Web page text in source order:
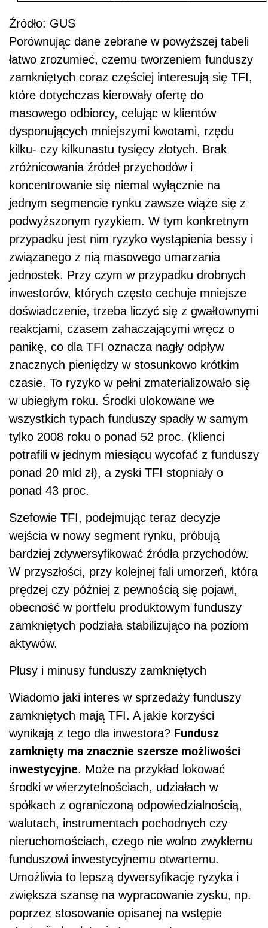
Źródło: GUS
Porównując dane zebrane w powyższej tabeli
łatwo zrozumieć, czemu tworzeniem funduszy
zamkniętych coraz częściej interesują się TFI,
które dotychczas kierowały ofertę do
masowego odbiorcy, celując w klientów
dysponujących mniejszymi kwotami, rzędu
kilku- czy kilkunastu tysięcy złotych. Brak
zróżnicowania źródeł przychodów i
koncentrowanie się niemal wyłącznie na
jednym segmencie rynku zawsze wiąże się z
podwyższonym ryzykiem. W tym konkretnym
przypadku jest nim ryzyko wystąpienia bessy i
związanego z nią masowego umarzania
jednostek. Przy czym w przypadku drobnych
inwestorów, których często cechuje mniejsze
doświadczenie, trzeba liczyć się z gwałtownymi
reakcjami, czasem zahaczającymi wręcz o
panikę, co dla TFI oznacza nagły odpływ
znacznych pieniędzy w stosunkowo krótkim
czasie. To ryzyko w pełni zmaterializowało się
w ubiegłym roku. Środki ulokowane we
wszystkich typach funduszy spadły w samym
tylko 2008 roku o ponad 52 proc. (klienci
potrafili w jednym miesiącu wycofać z funduszy
ponad 20 mld zł), a zyski TFI stopniały o
ponad 43 proc.
Szefowie TFI, podejmując teraz decyzje
wejścia w nowy segment rynku, próbują
bardziej zdywersyfikować źródła przychodów.
W przyszłości, przy kolejnej fali umorzeń, która
prędzej czy później z pewnością się pojawi,
obecność w portfelu produktowym funduszy
zamkniętych podziała stabilizująco na poziom
aktywów.
Plusy i minusy funduszy zamkniętych
Wiadomo jaki interes w sprzedaży funduszy
zamkniętych mają TFI. A jakie korzyści
wynikają z tego dla inwestora? Fundusz
zamknięty ma znacznie szersze możliwości
inwestycyjne. Może na przykład lokować
środki w wierzytelnościach, udziałach w
spółkach z ograniczoną odpowiedzialnością,
walutach, instrumentach pochodnych czy
nieruchomościach, czego nie wolno zwykłemu
funduszowi inwestycyjnemu otwartemu.
Umożliwia to lepszą dywersyfikację ryzyka i
zwiększa szansę na wypracowanie zysku, np.
poprzez stosowanie opisanej na wstępie